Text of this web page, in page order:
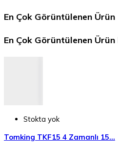
En Çok Görüntülenen Ürün
En Çok Görüntülenen Ürün
Stokta yok
Tomking TKF15 4 Zamanlı 15...